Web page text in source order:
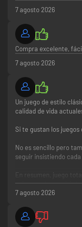
7 agosto 2026
Compra excelente,
7 agosto 2026
Un juego de estilo
calidad de vida
Si te gustan los
No es sencillo pero
seguir insistiendo
En resumen, juego
quieran volver a vivir
7 agosto 2026